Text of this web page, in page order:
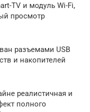
TV и модуль Wi-Fi,
просмотр
разъемами USB
и накопителей
реалистичная и
полного